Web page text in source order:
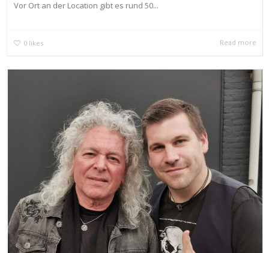
Vor Ort an der Location gibt es rund 50...
0 likes Read more